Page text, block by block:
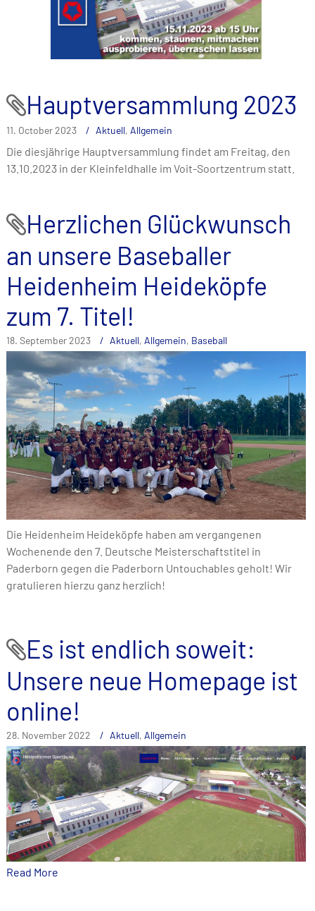
Hauptversammlung 2023
11. October 2023 Aktuell, Allgemein
Die diesjährige Hauptversammlung findet am Freitag, den
13.10.2023 in der Kleinfeldhalle im Voit-Soortzentrum statt.
Herzlichen Glückwunsch
an unsere Baseballer
Heidenheim Heideköpfe
zum 7. Titel!
18. September 2023 Aktuell, Allgemein, Baseball
Die Heidenheim Heideköpfe haben am vergangenen
Wochenende den 7. Deutsche Meisterschaftstitel in
Paderborn gegen die Paderborn Untouchables geholt! Wir
gratulieren hierzu ganz herzlich!
Es ist endlich soweit:
Unsere neue Homepage ist
online!
28. November 2022 Aktuell, Allgemein
Read More